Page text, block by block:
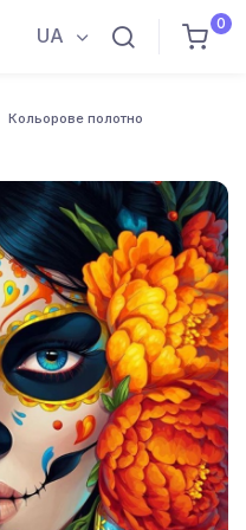
UA
0
Кольорове полотно